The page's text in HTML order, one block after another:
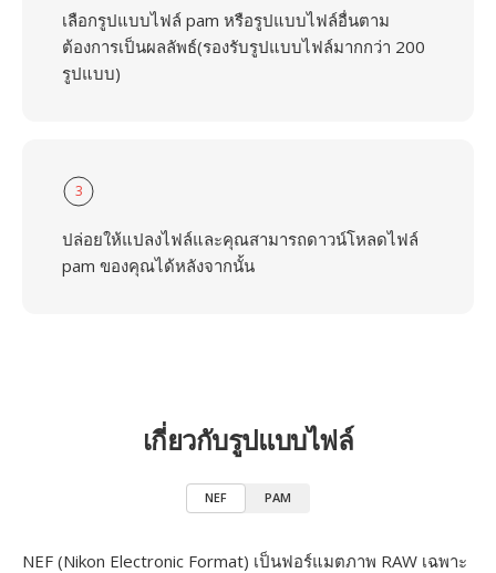
เลือกรูปแบบไฟล์ pam หรือรูปแบบไฟล์อื่นตาม
ต้องการเป็นผลลัพธ์(รองรับรูปแบบไฟล์มากกว่า 200
รูปแบบ)
3
ปล่อยให้แปลงไฟล์และคุณสามารถดาวน์โหลดไฟล์
pam ของคุณได้หลังจากนั้น
เกี่ยวกับรูปแบบไฟล์
NEF PAM
NEF (Nikon Electronic Format) เป็นฟอร์แมตภาพ RAW เฉพาะ